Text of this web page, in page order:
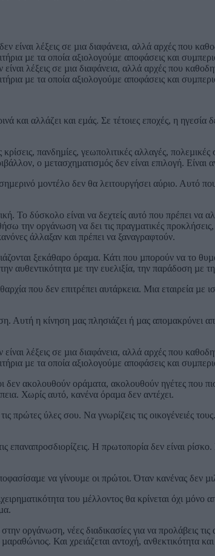
λέξεις σε µια διαφάνεια, αλλά αρχές που
µε τα οποία αξιολογούµε αποφάσεις και
αλλάζει και εµάς. Σε τέτοιες εποχές, η ηγεσία
πανδηµίες, γεωπολιτικές αλλαγές,
ο µετασχηµατισµός δεν είναι επιλογή. Είναι
µοντέλο δεν θα λειτουργήσει αύριο. Αυτό
Το δύσκολο είναι να δεχτείς αυτό που πρέπει να
την οργάνωση να δει τις πραγµατικές
άλλαξαν και πρέπει να ξαναγραφτούν.
ξεκάθαρο όραµα. Κάτι που µπορούν να το
αυθεντικότητα µε την ευελιξία, την παράδοση µε
που δεν επιτρέπει αυτάρκεια. Μια εταιρεία µε
Αυτή η κίνηση µας πλησιάζει ή µας αποµακρύνει
λέξεις σε µια διαφάνεια, αλλά αρχές που
µε τα οποία αξιολογούµε αποφάσεις και
ακολουθούν οράµατα, ακολουθούν ηγέτες που
Χωρίς αυτό, κανένα όραµα δεν αντέχει.
πρώτες ύλες σου. Να γνωρίζεις τις οικογένειές
Η πρωτοπορία δεν είναι ρίσκο.
να γίνουµε οι πρώτοι. Όταν κανένας δεν
του µέλλοντος θα κρίνεται όχι
οργάνωση, νέες διαδικασίες για να προλάβεις
Και χρειάζεται αντοχή, ανθεκτικότητα